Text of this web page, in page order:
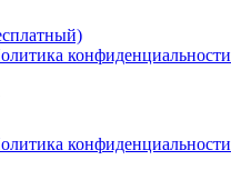
конфиденциальности
конфиденциальности